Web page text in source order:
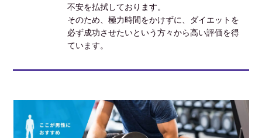
不安を払拭しております。
そのため、極力時間をかけずに、ダイエットを
必ず成功させたいという方々から高い評価を得
ています。